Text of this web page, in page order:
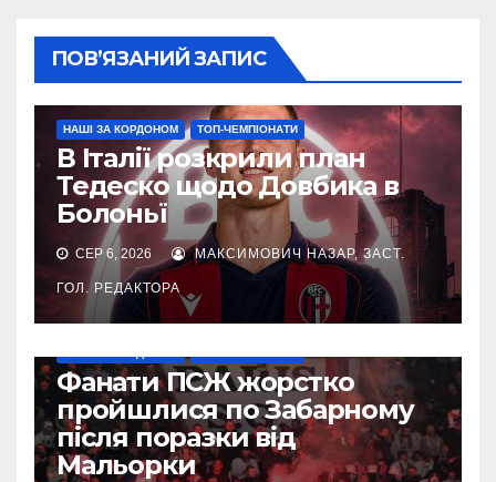
ПОВ’ЯЗАНИЙ ЗАПИС
НАШІ ЗА КОРДОНОМ ТОП-ЧЕМПІОНАТИ
В Італії розкрили план
Тедеско щодо Довбика в
Болоньї
СЕР 6, 2026 МАКСИМОВИЧ НАЗАР, ЗАСТ.
ГОЛ. РЕДАКТОРА
Фанати ПСЖ жорстко
пройшлися по Забарному
після поразки від
Мальорки